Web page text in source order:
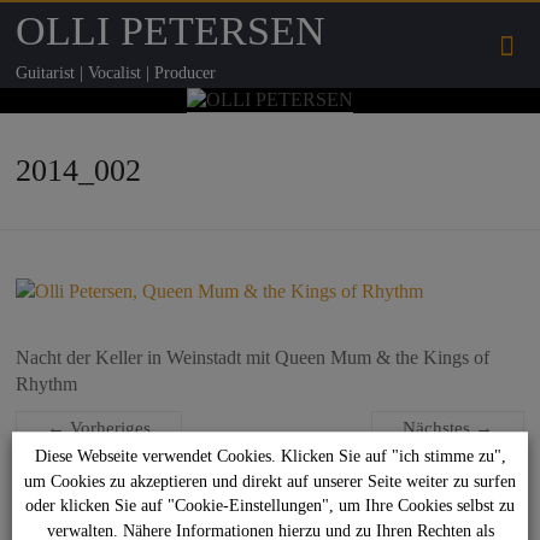
OLLI PETERSEN
Guitarist | Vocalist | Producer
2014_002
Nacht der Keller in Weinstadt mit Queen Mum & the Kings of
Rhythm
← Vorheriges Nächstes →
Suchen
Diese Webseite verwendet Cookies. Klicken Sie auf "ich stimme zu",
um Cookies zu akzeptieren und direkt auf unserer Seite weiter zu surfen
oder klicken Sie auf "Cookie-Einstellungen", um Ihre Cookies selbst zu
verwalten. Nähere Informationen hierzu und zu Ihren Rechten als